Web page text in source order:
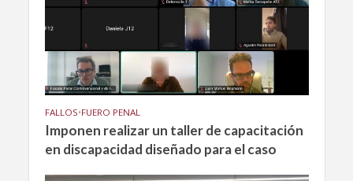
FALLOS•FUERO PENAL
Imponen realizar un taller de capacitación
en discapacidad diseñado para el caso